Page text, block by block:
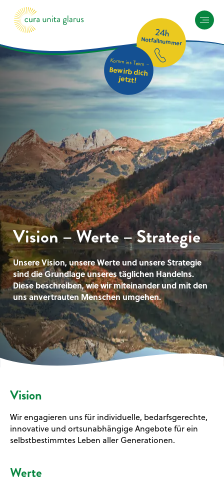
Komm ins Team –
Bewirb dich
jetzt!
24h
Notfallnummer
Vision – Werte – Strategie
Unsere Vision, unsere Werte und unsere Strategie
sind die Grundlage unseres täglichen Handelns.
Diese beschreiben, wie wir miteinander und mit den
uns anvertrauten Menschen umgehen.
Vision – Werte – Strategie
Unsere Vision, unsere Werte und unsere Strategie
sind die Grundlage unseres täglichen Handelns.
Diese beschreiben, wie wir miteinander und mit den
uns anvertrauten Menschen umgehen.
Vision
Wir engagieren uns für individuelle, bedarfsgerechte,
innovative und ortsunabhängige Angebote für ein
selbstbestimmtes Leben aller Generationen.
Werte